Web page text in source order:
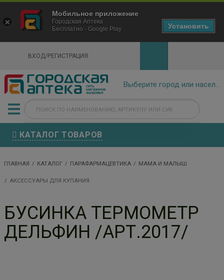
ВХОД/РЕГИСТРАЦИЯ
КАТАЛОГ ТОВАРОВ
ГЛАВНАЯ КАТАЛОГ ПАРАФАРМАЦЕВТИКА МАМА И МАЛЫШ
АКСЕССУАРЫ ДЛЯ КУПАНИЯ
БУСИНКА ТЕРМОМЕТР
ДЕЛЬФИН /АРТ.2017/
×
Городская Аптека Маркетплейс
- In Google Play
Мобильное приложение
Городская Аптека
Бесплатно - Google Play
Установить